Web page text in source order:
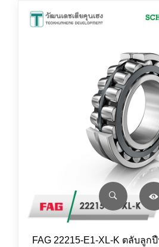
FAG 22215-E1-XL-K ตลับลูก